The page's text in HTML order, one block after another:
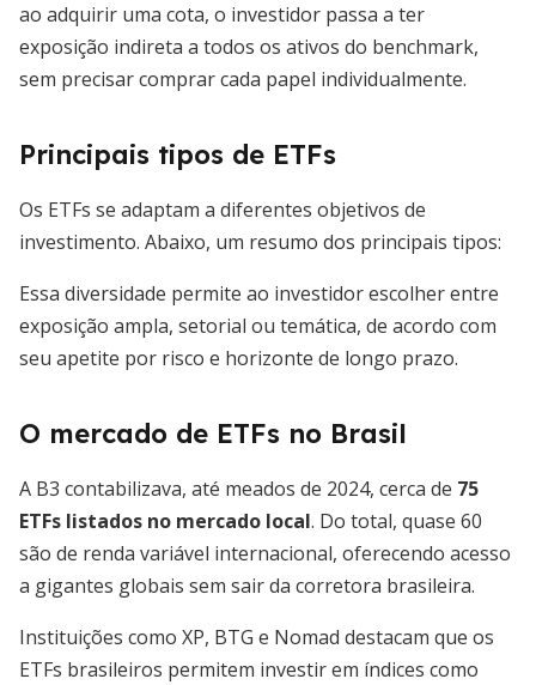
ao adquirir uma cota, o investidor passa a ter
exposição indireta a todos os ativos do benchmark,
sem precisar comprar cada papel individualmente.
Principais tipos de ETFs
Os ETFs se adaptam a diferentes objetivos de
investimento. Abaixo, um resumo dos principais tipos:
Essa diversidade permite ao investidor escolher entre
exposição ampla, setorial ou temática, de acordo com
seu apetite por risco e horizonte de longo prazo.
O mercado de ETFs no Brasil
A B3 contabilizava, até meados de 2024, cerca de 75
ETFs listados no mercado local. Do total, quase 60
são de renda variável internacional, oferecendo acesso
a gigantes globais sem sair da corretora brasileira.
Instituições como XP, BTG e Nomad destacam que os
ETFs brasileiros permitem investir em índices como